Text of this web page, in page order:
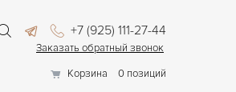
+7 (925) 111-27-44
Заказать обратный звонок
Корзина
0 позиций